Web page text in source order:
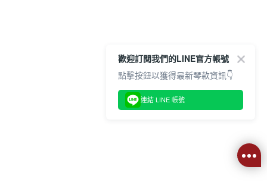
歡迎訂閱我們的LINE官方帳號
點擊按鈕以獲得最新琴款資訊👇
連結 LINE 帳號